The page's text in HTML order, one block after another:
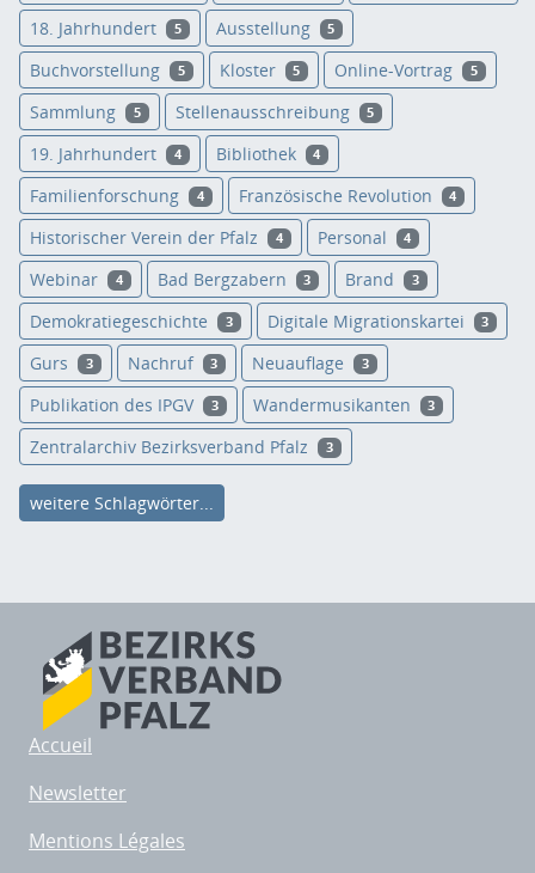
18. Jahrhundert 5 Ausstellung 5
Buchvorstellung 5 Kloster 5 Online-Vortrag 5
Sammlung 5 Stellenausschreibung 5
19. Jahrhundert 4 Bibliothek 4
Familienforschung 4 Französische Revolution 4
Historischer Verein der Pfalz 4 Personal 4
Webinar 4 Bad Bergzabern 3 Brand 3
Demokratiegeschichte 3 Digitale Migrationskartei 3
Gurs 3 Nachruf 3 Neuauflage 3
Publikation des IPGV 3 Wandermusikanten 3
Zentralarchiv Bezirksverband Pfalz 3
weitere Schlagwörter...
Accueil
Newsletter
Mentions Légales